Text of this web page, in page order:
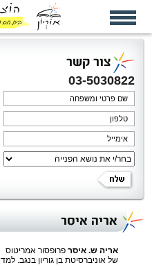
צור קשר
03-5030822
אריה איסר
אריה ש. איסר פרופסור אמריטוס
של אוניברסיטת בן גוריון בנגב. למד